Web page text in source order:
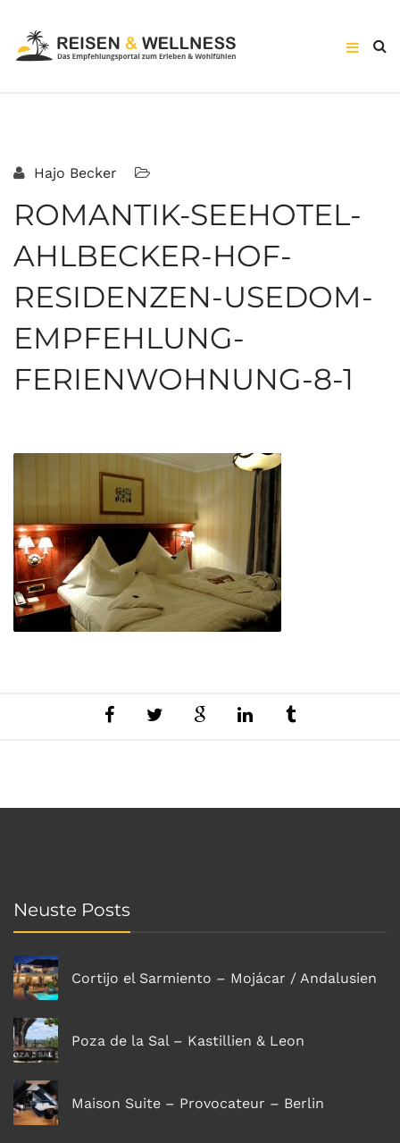
Hajo Becker
ROMANTIK-SEEHOTEL-
AHLBECKER-HOF-
RESIDENZEN-USEDOM-
EMPFEHLUNG-
FERIENWOHNUNG-8-1
Neuste Posts
Cortijo el Sarmiento – Mojácar / Andalusien
Poza de la Sal – Kastillien & Leon
Maison Suite – Provocateur – Berlin